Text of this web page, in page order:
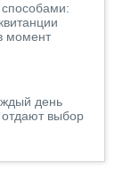
момент
день
отдают выбор